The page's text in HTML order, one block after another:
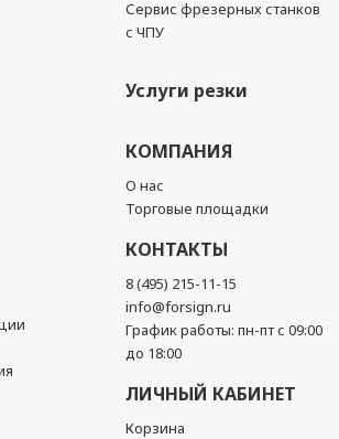
Сервис фрезерных станков
с ЧПУ
Услуги резки
КОМПАНИЯ
О нас
Торговые площадки
КОНТАКТЫ
8 (495) 215-11-15
info@forsign.ru
График работы: пн-пт с 09:00
до 18:00
ЛИЧНЫЙ КАБИНЕТ
Корзина